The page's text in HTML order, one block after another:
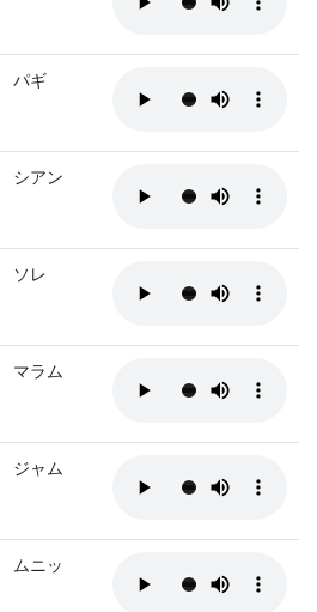
パギ
シアン
ソレ
マラム
ジャム
ムニッ